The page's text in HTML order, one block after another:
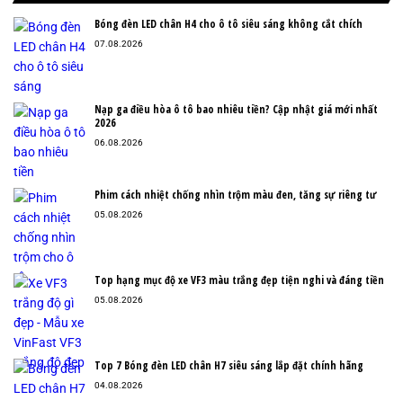
Bóng đèn LED chân H4 cho ô tô siêu sáng không cắt chích
07.08.2026
Nạp ga điều hòa ô tô bao nhiêu tiền? Cập nhật giá mới nhất
2026
06.08.2026
Phim cách nhiệt chống nhìn trộm màu đen, tăng sự riêng tư
05.08.2026
Top hạng mục độ xe VF3 màu trắng đẹp tiện nghi và đáng tiền
05.08.2026
Top 7 Bóng đèn LED chân H7 siêu sáng lắp đặt chính hãng
04.08.2026